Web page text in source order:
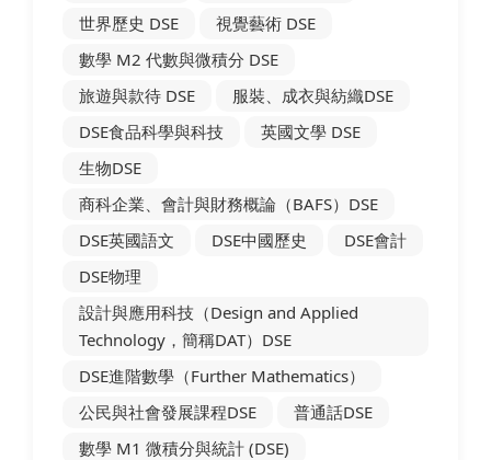
世界歷史 DSE
視覺藝術 DSE
數學 M2 代數與微積分 DSE
旅遊與款待 DSE
服裝、成衣與紡織DSE
DSE食品科學與科技
英國文學 DSE
生物DSE
商科企業、會計與財務概論（BAFS）DSE
DSE英國語文
DSE中國歷史
DSE會計
DSE物理
設計與應用科技（Design and Applied
Technology，簡稱DAT）DSE
DSE進階數學（Further Mathematics）
公民與社會發展課程DSE
普通話DSE
數學 M1 微積分與統計 (DSE)